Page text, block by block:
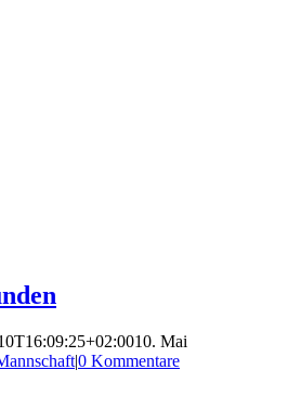
10. Mai
|0 Kommentare